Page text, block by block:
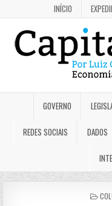
INÍCIO
GOVERNO
REDES SOCIAIS DADOS